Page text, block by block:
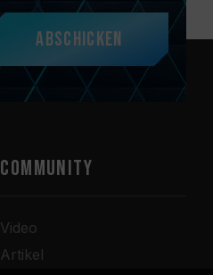
Abschicken
COMMUNITY
Video
Artikel